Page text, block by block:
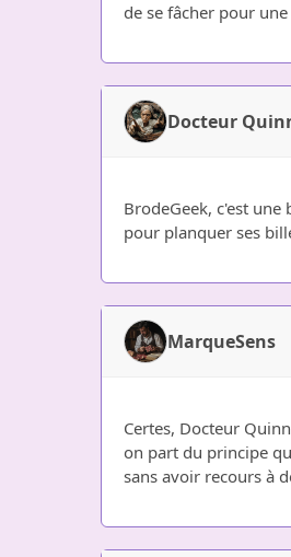
de se fâcher pour
Docteur
BrodeGeek, c'est
pour planquer ses
MarqueSens
Certes, Docteur
on part du principe
sans avoir recours à